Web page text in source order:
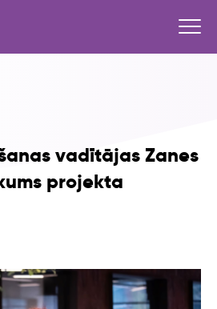
vadītājas Zanes
projekta